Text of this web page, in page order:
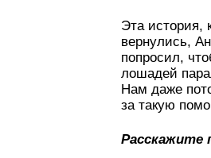
Эта история,
вернулись,
попросил,
лошадей
Нам даже
за такую
Расскажите